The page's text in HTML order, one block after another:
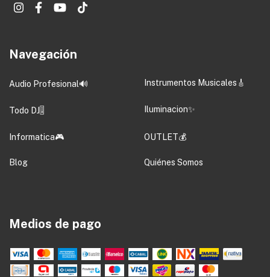
Navegación
Audio Profesional🔊 Instrumentos Musicales🎸
Todo DJ🎚️ Iluminacion✨
Informatica🎮 OUTLET💰
Blog Quiénes Somos
Medios de pago